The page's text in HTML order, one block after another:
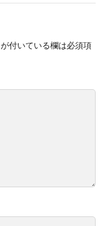
が付いている欄は必須項